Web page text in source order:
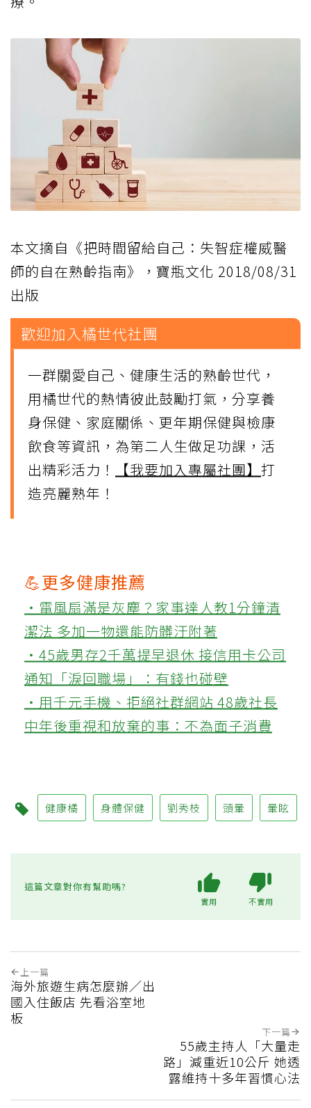
本文摘自 《把時間留給自己：失智症權威醫
師的自在熟齡指南》
，寶瓶文化 2018/08/31
出版
歡迎加入橘世代社團
一群關愛自己、健康生活的熟齡世代，
用橘世代的熱情彼此鼓勵打氣，分享養
身保健、家庭關係、更年期保健與檢康
飲食等資訊，為第二人生做足功課，活
出精彩活力！
【我要加入專屬社團】 打
造亮麗熟年！
💪更多健康推薦
‧電風扇滿是灰塵？家事達人教1分鐘清
潔法 多加一物還能防髒汙附著
‧45歲男存2千萬提早退休 接信用卡公司
通知「淚回職場」：有錢也碰壁
‧用千元手機、拒絕社群網站 48歲社長
中年後重視和放棄的事：不為面子消費
健康橘 身體保健 劉秀枝 頭暈 暈眩
這篇文章對你有幫助嗎?
實用 不實用
上一篇
海外旅遊生病怎麼辦／出
國入住飯店 先看浴室地
板
下一篇
55歲主持人「大量走
路」減重近10公斤 她透
露維持十多年習慣心法